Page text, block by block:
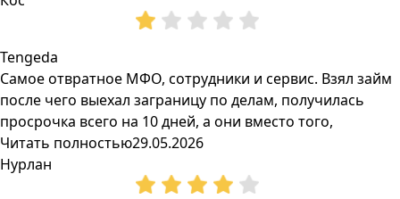
Tengeda
Самое отвратное МФО, сотрудники и сервис. Взял займ
после чего выехал заграницу по делам, получилась
просрочка всего на 10 дней, а они вместо того,
Читать полностью29.05.2026
Нурлан